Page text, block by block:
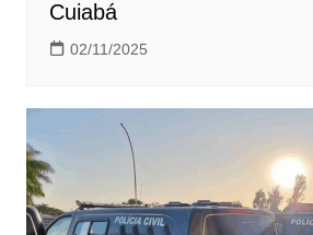
Cuiabá
02/11/2025